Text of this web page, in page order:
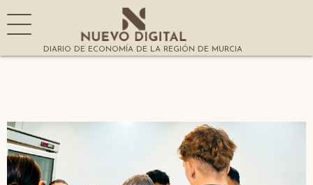
DIARIO DE ECONOMÍA DE LA REGIÓN DE MURCIA